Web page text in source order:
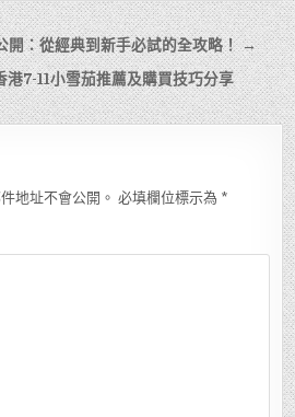
開：從經典到新手必試的全攻略！ →
7-11小雪茄推薦及購買技巧分享
地址不會公開。 必填欄位標示為 *